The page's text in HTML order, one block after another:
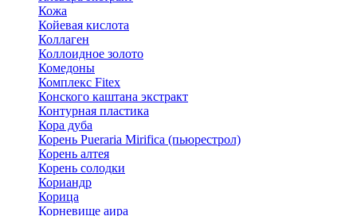
Кожа
Койевая кислота
Коллаген
Коллоидное золото
Комедоны
Комплекс Fitex
Конского каштана экстракт
Контурная пластика
Кора дуба
Корень Pueraria Mirifica (пьюрестрол)
Корень алтея
Корень солодки
Кориандр
Корица
Корневище аира